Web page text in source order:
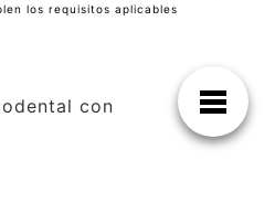
los requisitos aplicables
con